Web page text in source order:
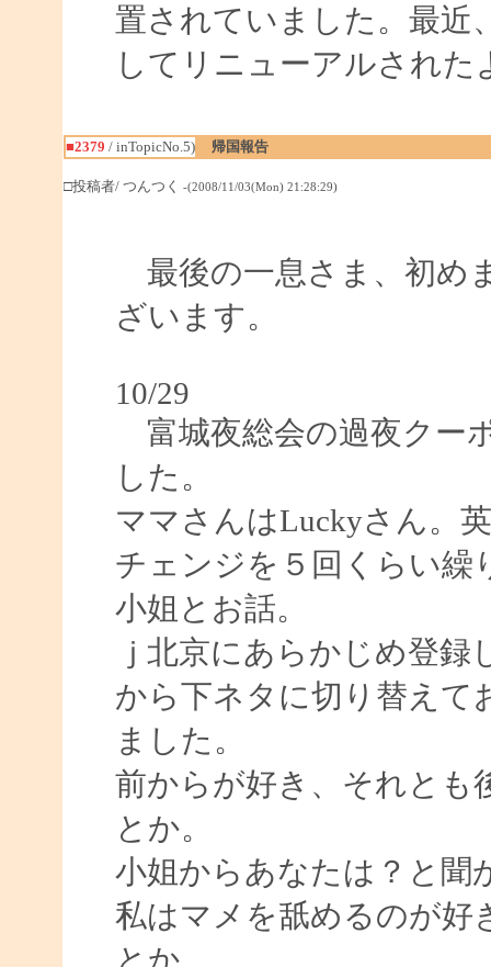
置されていました。最近
してリニューアルされた
■2379 / inTopicNo.5) 帰国報告
□投稿者/ つんつく -(2008/11/03(Mon) 21:28:29)
最後の一息さま、初め
ざいます。
10/29
富城夜総会の過夜クー
した。
ママさんはLuckyさん。
チェンジを５回くらい繰
小姐とお話。
ｊ北京にあらかじめ登
から下ネタに切り替えて
ました。
前からが好き、それとも
とか。
小姐からあなたは？と聞
私はマメを舐めるのが好
とか